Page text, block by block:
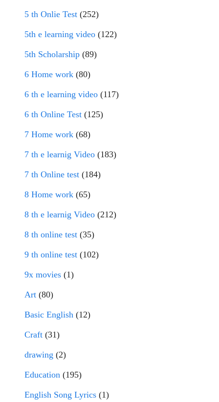
5 th Onlie Test (252)
5th e learning video (122)
5th Scholarship (89)
6 Home work (80)
6 th e learning video (117)
6 th Online Test (125)
7 Home work (68)
7 th e learnig Video (183)
7 th Online test (184)
8 Home work (65)
8 th e learnig Video (212)
8 th online test (35)
9 th online test (102)
9x movies (1)
Art (80)
Basic English (12)
Craft (31)
drawing (2)
Education (195)
English Song Lyrics (1)